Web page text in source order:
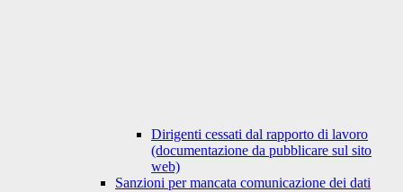
Dirigenti cessati dal rapporto di lavoro
(documentazione da pubblicare sul sito
web)
Sanzioni per mancata comunicazione dei dati